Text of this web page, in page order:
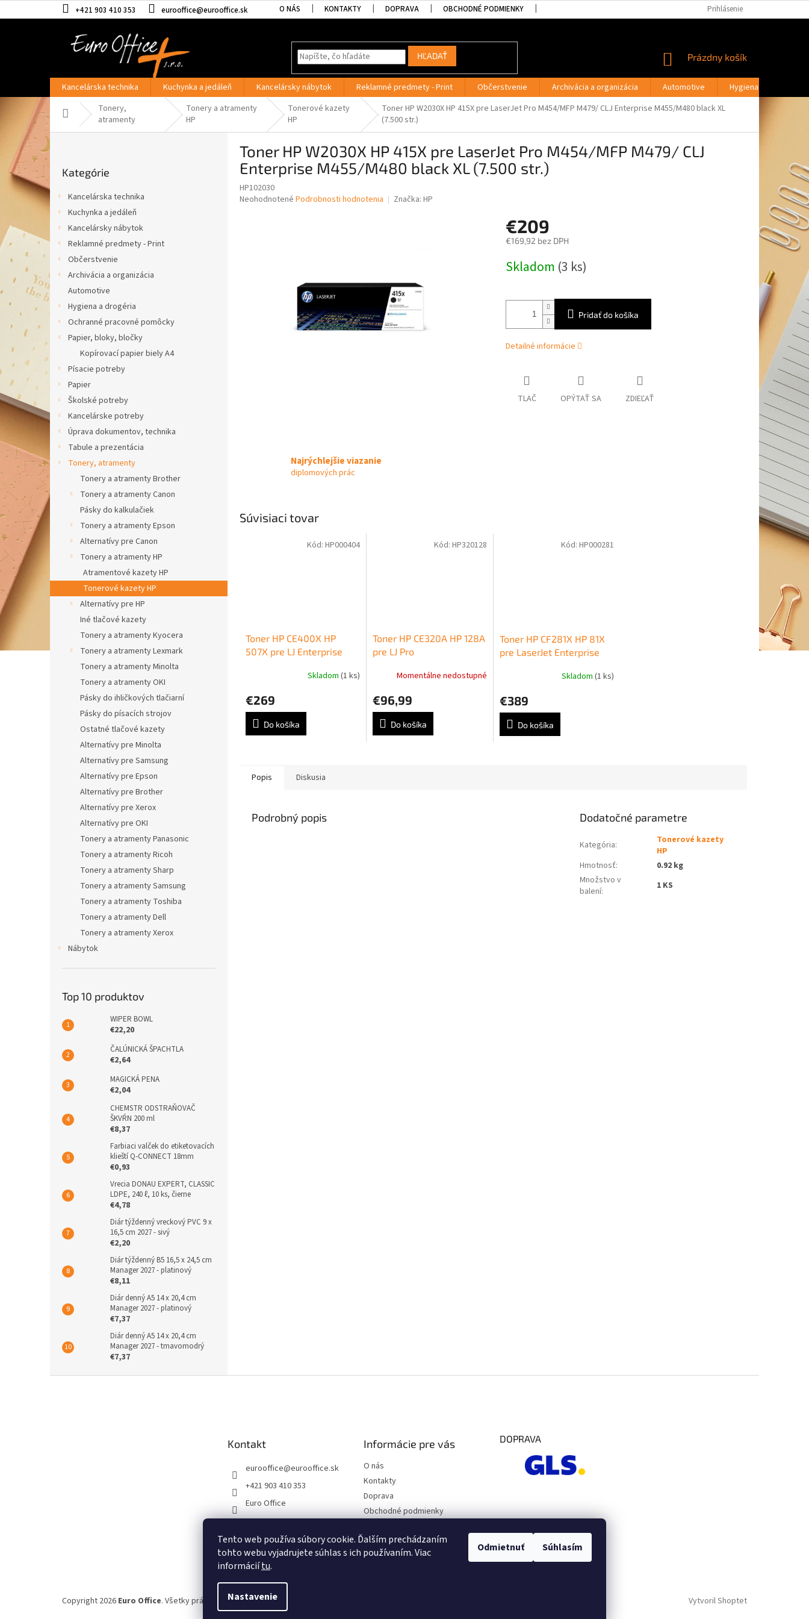
Tento web používa súbory cookie. Ďalším prechádzaním
tohto webu vyjadrujete súhlas s ich používaním. Viac
informáciítu.
Nastavenie
Odmietnuť Súhlasím
na
+421 903 410 353 eurooffice@eurooffice.sk O NÁS KONTAKTY DOPRAVA OBCHODNÉ PODMIENKY MOJA OBJEDNÁVKA
Prihlásenie
HĽADAŤ
NÁKUPNÝ
Prázdny košík
Kancelárska technika Kuchynka a jedáleň Kancelársky nábytok Reklamné predmety - Print Občerstvenie Archivácia a organizácia Automotive Hygiena a drogéria
Domov Tonery,
atramenty
Tonery a atramenty
HP
Tonerové kazety
HP
Toner HP W2030X HP 415X pre LaserJet Pro M454/MFP M479/ CLJ Enterprise M455/M480 black XL
(7.500 str.)
B
o
ý
p
e
kategórie
Kategórie
Kancelárska technika
Kuchynka a jedáleň
Kancelársky nábytok
Reklamné predmety - Print
Občerstvenie
Archivácia a organizácia
Automotive
Hygiena a drogéria
Ochranné pracovné pomôcky
Papier, bloky, bločky
Kopírovací papier biely A4
Písacie potreby
Papier
Školské potreby
Kancelárske potreby
Úprava dokumentov, technika
Tabule a prezentácia
Tonery, atramenty
Tonery a atramenty Brother
Tonery a atramenty Canon
Pásky do kalkulačiek
Tonery a atramenty Epson
Alternatívy pre Canon
Tonery a atramenty HP
Atramentové kazety HP
Tonerové kazety HP
Alternatívy pre HP
Iné tlačové kazety
Tonery a atramenty Kyocera
Tonery a atramenty Lexmark
Tonery a atramenty Minolta
Tonery a atramenty OKI
Pásky do ihličkových tlačiarní
Pásky do písacích strojov
Ostatné tlačové kazety
Alternatívy pre Minolta
Alternatívy pre Samsung
Alternatívy pre Epson
Alternatívy pre Brother
Alternatívy pre Xerox
Alternatívy pre OKI
Tonery a atramenty Panasonic
Tonery a atramenty Ricoh
Tonery a atramenty Sharp
Tonery a atramenty Samsung
Tonery a atramenty Toshiba
Tonery a atramenty Dell
Tonery a atramenty Xerox
Nábytok
Top 10 produktov
WIPER BOWL
€22,20
ČALÚNICKÁ ŠPACHTLA
€2,64
MAGICKÁ PENA
€2,04
CHEMSTR ODSTRAŇOVAČ
ŠKVŔN 200 ml
€8,37
Farbiaci valček do etiketovacích
klieští Q-CONNECT 18mm
€0,93
Vrecia DONAU EXPERT, CLASSIC
LDPE, 240 ℓ, 10 ks, čierne
€4,78
Diár týždenný vreckový PVC 9 x
16,5 cm 2027 - sivý
€2,20
Diár týždenný B5 16,5 x 24,5 cm
Manager 2027 - platinový
€8,11
Diár denný A5 14 x 20,4 cm
Manager 2027 - platinový
€7,37
Diár denný A5 14 x 20,4 cm
Manager 2027 - tmavomodrý
€7,37
Toner HP W2030X HP 415X pre LaserJet Pro M454/MFP M479/ CLJ
Enterprise M455/M480 black XL (7.500 str.)
HP102030
Priemerné
Neohodnotené Podrobnosti hodnotenia Značka: HP
€209
€169,92 bez DPH
cena:
Skladom (3 ks)
Pridať do košíka
Detailné informácie
TLAČ OPÝTAŤ SA ZDIEĽAŤ
Najrýchlejšie viazanie
diplomových prác
Súvisiaci tovar
Toner HP CE400X HP
507X pre LJ Enterprise
black (11.000 str.)Skladom (1 ks)
€269
Do košíka
Kód: HP000404
Toner HP CE320A HP 128A
pre LJ Pro
(2.000 str.)
Momentálne nedostupné
€96,99
Do košíka
Kód: HP320128
Toner HP CF281X HP 81X
pre LaserJet Enterprise
Skladom(1 ks)
€389
Do košíka
Kód:HP000281
Popis Diskusia
Podrobný popis Dodatočné parametre
Kategória:
Tonerové kazety
HP
Hmotnosť:
0.92 kg
Množstvo v
balení: 1 KS
Kontakt
eurooffice@eurooffice.sk
+421 903 410 353
Euro Office
Informácie pre vás
O nás
Kontakty
Doprava
Obchodné podmienky
údajov
Moja objednávka
DOPRAVA
Vytvoril Shoptet
Copyright 2026 Euro Office. Všetky práva vyhradené.